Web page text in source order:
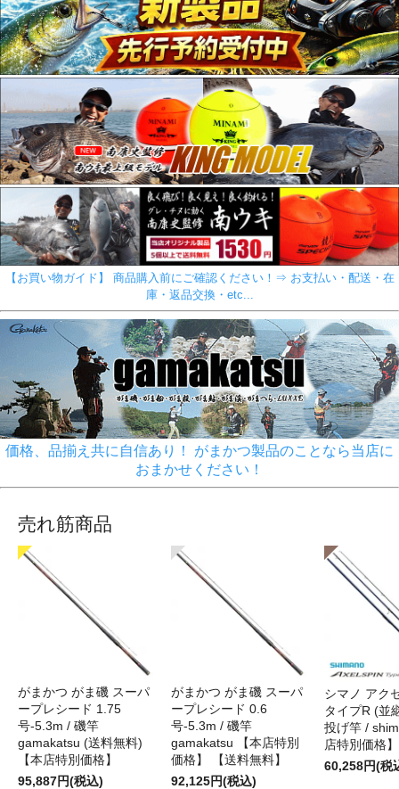
【お買い物ガイド】 商品購入前にご確認ください！⇒ お支払い・配送・在
庫・返品交換・etc...
価格、品揃え共に自信あり！ がまかつ製品のことなら当店に
おまかせください！
売れ筋商品
がまかつ がま磯 スーパ
ープレシード 1.75
号-5.3m / 磯竿
gamakatsu (送料無料)
【本店特別価格】
95,887円(税込)
がまかつ がま磯 スーパ
ープレシード 0.6
号-5.3m / 磯竿
gamakatsu 【本店特別
価格】 【送料無料】
92,125円(税込)
シマノ アク
タイプR (並
投げ竿 /
店特別価格】
60,258円(税